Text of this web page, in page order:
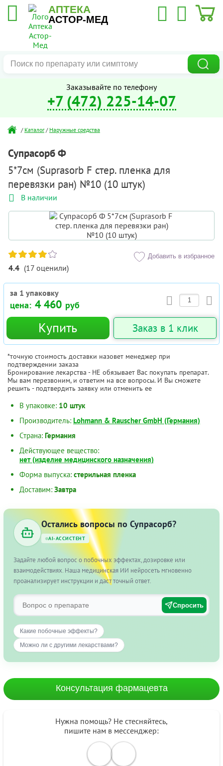
АПТЕКА
АСТОР-МЕД
Заказывайте по телефону
+7 (472) 225-14-07
/ Каталог / Наружные средства
Супрасорб Ф
5*7см (Suprasorb F стер. пленка для
перевязки ран) №10 (10 штук)
В наличии
4.4 (17 оценили)
Добавить в избранное
за 1 упаковку
цена: 4 460 руб
Купить Заказ в 1 клик
*точную стоимость доставки назовет менеджер при
подтверждении заказа
Бронирование лекарства - НЕ обязывает Вас покупать препарат.
Мы вам перезвоним, и ответим на все вопросы. И Вы сможете
решить - подтвердить заявку или отменить ее
В упаковке: 10 штук
Производитель: Lohmann & Rauscher GmbH (Германия)
Страна: Германия
Действующее вещество:
нет (изделие медицинского назначения)
Форма выпуска: стерильная пленка
Доставим: Завтра
Остались вопросы по Супрасорб?
AI-АССИСТЕНТ
Задайте любой вопрос о побочных эффектах, дозировке или
взаимодействиях. Наша медицинская ИИ нейросеть мгновенно
проанализирует инструкции и даст точный ответ.
Спросить
Какие побочные эффекты?
Можно ли с другими лекарствами?
Консультация фармацевта
Нужна помощь? Не стесняйтесь,
пишите нам в мессенджер: